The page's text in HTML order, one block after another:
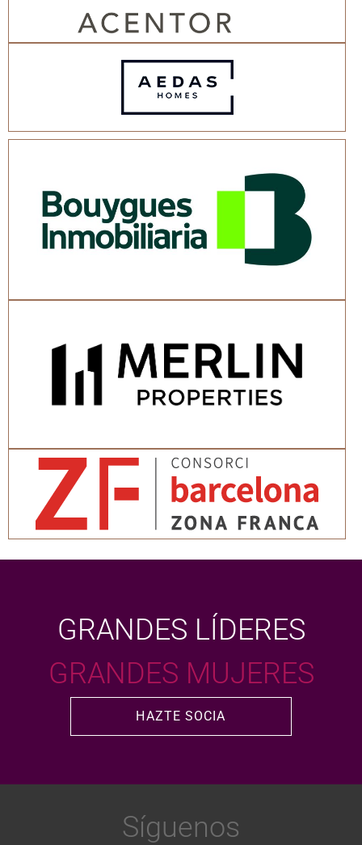
GRANDES LÍDERES
GRANDES MUJERES
HAZTE SOCIA
Síguenos